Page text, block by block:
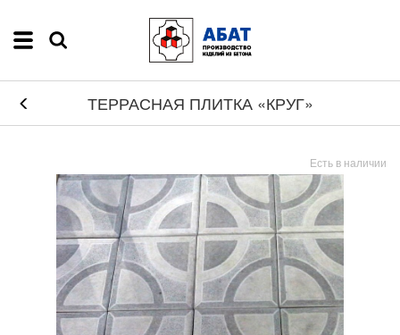
ТЕРРАСНАЯ ПЛИТКА «КРУГ»
Есть в наличии